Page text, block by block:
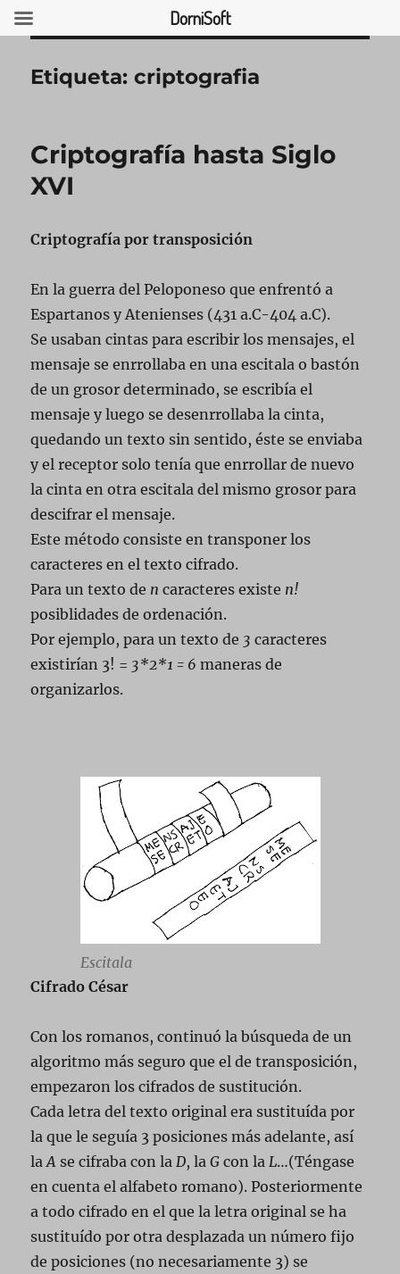
Etiqueta:criptografia
Criptografía hasta Siglo
XVI
Criptografía por transposición
En la guerra del Peloponeso que enfrentó a
Espartanos y Atenienses (431 a.C-404 a.C).
Se usaban cintas para escribir los mensajes, el
mensaje se enrrollaba en una escitala o bastón
de un grosor determinado, se escribía el
mensaje y luego se desenrrollaba la cinta,
quedando un texto sin sentido, éste se enviaba
y el receptor solo tenía que enrrollar de nuevo
la cinta en otra escitala del mismo grosor para
descifrar el mensaje.
Este método consiste en transponer los
caracteres en el texto cifrado.
Para un texto de n caracteres existe n!
posiblidades de ordenación.
Por ejemplo, para un texto de 3 caracteres
existirían 3! = 3*2*1 = 6 maneras de
organizarlos.
Escitala
Cifrado César
Con los romanos, continuó la búsqueda de un
algoritmo más seguro que el de transposición,
empezaron los cifrados de sustitución.
Cada letra del texto original era sustituída por
la que le seguía 3 posiciones más adelante, así
laA se cifraba con la D, laG con la L…(Téngase
en cuenta el alfabeto romano). Posteriormente
a todo cifrado en el que la letra original se ha
sustituído por otra desplazada un número fijo
de posiciones (no necesariamente 3) se
DorniSoft